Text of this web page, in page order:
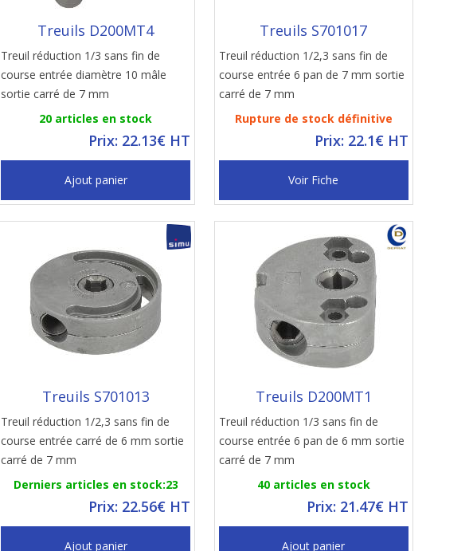
Treuils D200MT4
Treuil réduction 1/3 sans fin de
course entrée diamètre 10 mâle
sortie carré de 7 mm
20 articles en stock
Prix: 22.13€ HT
Ajout panier
Treuils S701017
Treuil réduction 1/2,3 sans fin de
course entrée 6 pan de 7 mm sortie
carré de 7 mm
Rupture de stock définitive
Prix: 22.1€ HT
Voir Fiche
Treuils S701013
Treuil réduction 1/2,3 sans fin de
course entrée carré de 6 mm sortie
carré de 7 mm
Derniers articles en stock:23
Prix: 22.56€ HT
Ajout panier
Treuils D200MT1
Treuil réduction 1/3 sans fin de
course entrée 6 pan de 6 mm sortie
carré de 7 mm
40 articles en stock
Prix: 21.47€ HT
Ajout panier